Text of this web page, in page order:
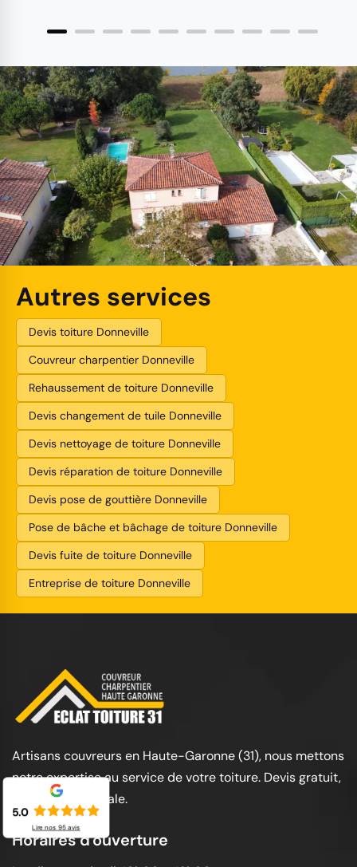
Autres services
Devis toiture Donneville
Couvreur charpentier Donneville
Rehaussement de toiture Donneville
Devis changement de tuile Donneville
Devis nettoyage de toiture Donneville
Devis réparation de toiture Donneville
Devis pose de gouttière Donneville
Pose de bâche et bâchage de toiture Donneville
Devis fuite de toiture Donneville
Entreprise de toiture Donneville
Artisans couvreurs en Haute-Garonne (31), nous mettons
notre expertise au service de votre toiture. Devis gratuit,
garantie décennale.
Horaires d'ouverture
5.0
Lire nos 95avis